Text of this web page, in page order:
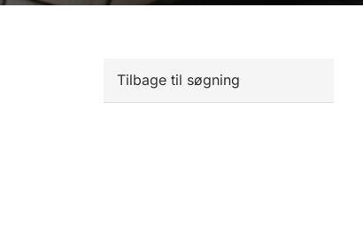
Tilbage til søgning